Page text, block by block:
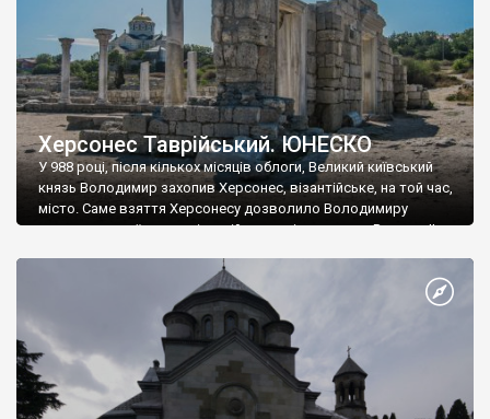
Херсонес Таврійський. ЮНЕСКО
У 988 році, після кількох місяців облоги, Великий київський
князь Володимир захопив Херсонес, візантійське, на той час,
місто. Саме взяття Херсонесу дозволило Володимиру
диктувати свої умови візантійському імператору Василю ІІ, та
Херсонесі Володимир-язичник, став Василем-християнином.
А потім було Хрещення Русі. На честь Херсонесу Таврійського